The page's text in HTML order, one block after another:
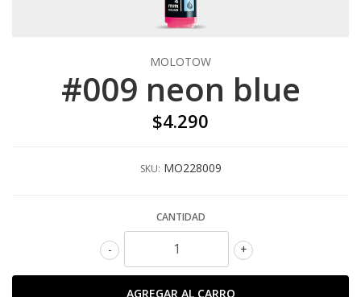
MOLOTOW
#009 neon blue
$4.290
SKU: MO228009
CANTIDAD
+
-